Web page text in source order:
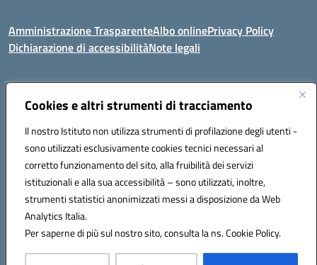
Cookies e altri strumenti di tracciamento
Il nostro Istituto non utilizza strumenti di profilazione degli utenti -
sono utilizzati esclusivamente cookies tecnici necessari al
corretto funzionamento del sito, alla fruibilità dei servizi
istituzionali e alla sua accessibilità – sono utilizzati, inoltre,
strumenti statistici anonimizzati messi a disposizione da Web
Analytics Italia.
Per saperne di più sul nostro sito, consulta la ns. Cookie Policy.
Amministrazione TrasparenteAlbo onlinePrivacy Policy
Dichiarazione di accessibilitàNote legali
Indirizzo:VIA A. DE GASPERI, 41 RUDIANO 25030 RUDIANO
Posta elettronica certificata (PEC):bsic86100r@pec.istruzione.it
Codice fiscale: 82002390175
Codice meccanografico:BSIC86100R
Hosting & Powered by 3D Solution S.r.l.
Concept & Design by Designers Italia